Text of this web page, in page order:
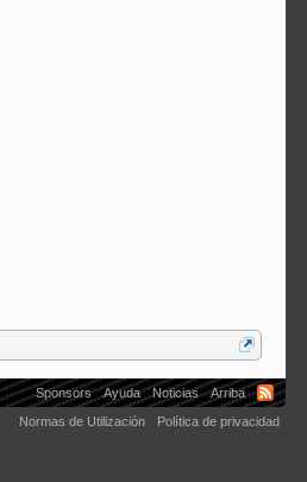
Sponsors Ayuda Noticias
Arriba
Normas de Utilización
Política de privacidad